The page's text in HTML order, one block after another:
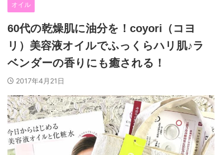
オイル
60代の乾燥肌に油分を！coyori（コヨ
リ）美容液オイルでふっくらハリ肌♪ラ
ベンダーの香りにも癒される！
2017年4月21日